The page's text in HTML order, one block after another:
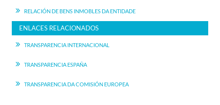
RELACIÓN DE BENS INMOBLES DA ENTIDADE
ENLACES RELACIONADOS
TRANSPARENCIA INTERNACIONAL
TRANSPARENCIA ESPAÑA
TRANSPARENCIA DA COMISIÓN EUROPEA